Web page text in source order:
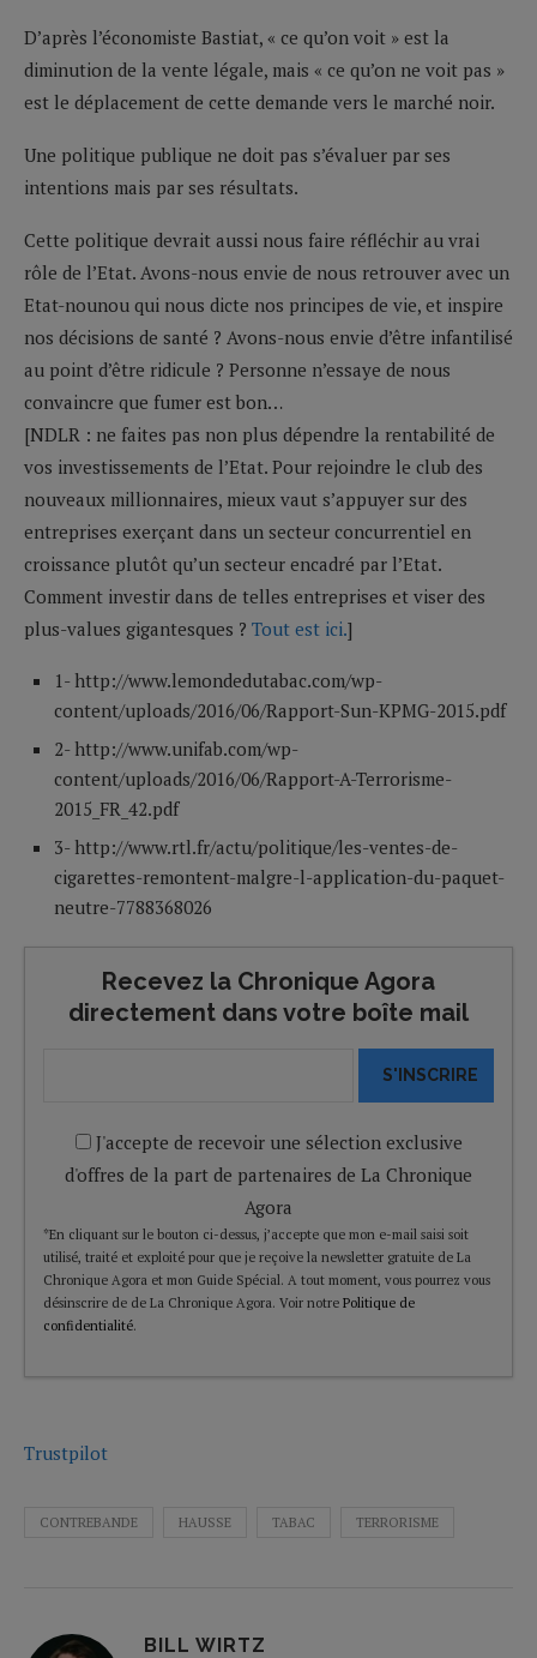
D’après l’économiste Bastiat, « ce qu’on voit » est la
diminution de la vente légale, mais « ce qu’on ne voit pas »
est le déplacement de cette demande vers le marché noir.
Une politique publique ne doit pas s’évaluer par ses
intentions mais par ses résultats.
Cette politique devrait aussi nous faire réfléchir au vrai
rôle de l’Etat. Avons-nous envie de nous retrouver avec un
Etat-nounou qui nous dicte nos principes de vie, et inspire
nos décisions de santé ? Avons-nous envie d’être infantilisé
au point d’être ridicule ? Personne n’essaye de nous
convaincre que fumer est bon…
[NDLR : ne faites pas non plus dépendre la rentabilité de
vos investissements de l’Etat. Pour rejoindre le club des
nouveaux millionnaires, mieux vaut s’appuyer sur des
entreprises exerçant dans un secteur concurrentiel en
croissance plutôt qu’un secteur encadré par l’Etat.
Comment investir dans de telles entreprises et viser des
plus-values gigantesques ? Tout est ici.]
1- http://www.lemondedutabac.com/wp-
content/uploads/2016/06/Rapport-Sun-KPMG-2015.pdf
2- http://www.unifab.com/wp-
content/uploads/2016/06/Rapport-A-Terrorisme-
2015_FR_42.pdf
3- http://www.rtl.fr/actu/politique/les-ventes-de-
cigarettes-remontent-malgre-l-application-du-paquet-
neutre-7788368026
Recevez la Chronique Agora
directement dans votre boîte mail
S'INSCRIRE
J'accepte de recevoir une sélection exclusive
d'offres de la part de partenaires de La Chronique
Agora
*En cliquant sur le bouton ci-dessus, j’accepte que mon e-mail saisi soit
utilisé, traité et exploité pour que je reçoive la newsletter gratuite de La
Chronique Agora et mon Guide Spécial. A tout moment, vous pourrez vous
désinscrire de de La Chronique Agora. Voir notre Politique de
confidentialité.
Trustpilot
CONTREBANDE HAUSSE TABAC TERRORISME
BILL WIRTZ